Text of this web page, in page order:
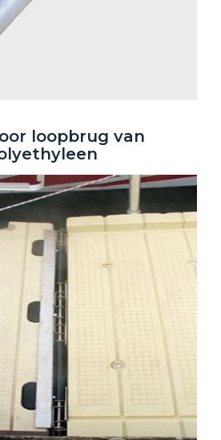
loopbrug van